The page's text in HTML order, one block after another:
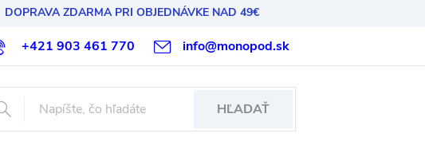
DOPRAVA ZDARMA PRI OBJEDNÁVKE NAD 49€
+421 903 461 770 info@monopod.sk
ochrany osobných údajov Reklamácia a vrátenie
HĽADAŤ